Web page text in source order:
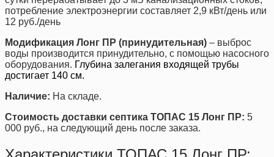
потребление электроэнергии составляет 2,9 кВт/день или
12 руб./день
Модификация Лонг ПР (принудительная) – выброс
воды производится принудительно, с помощью насосного
оборудования. Глубина залегания входящей трубы
достигает 140 см.
Наличие: На складе.
Стоимость доставки септика ТОПАС 15 Лонг ПР: 5
000 руб., на следующий день после заказа.